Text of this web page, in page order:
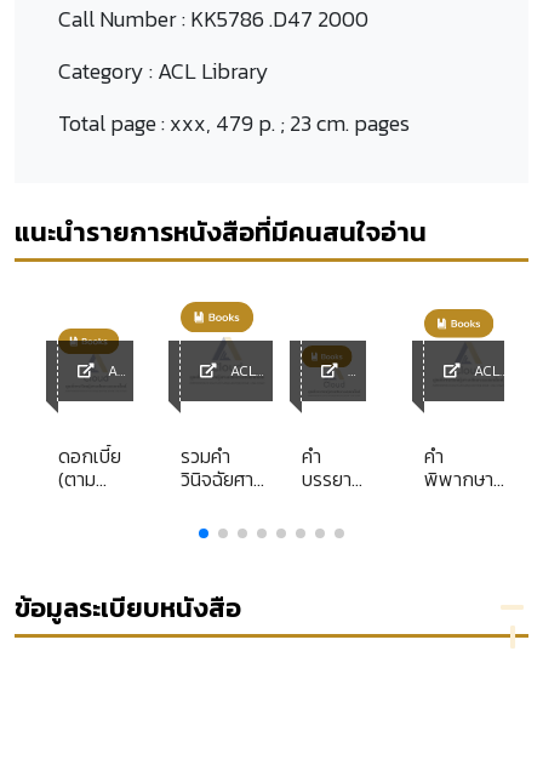
Call Number :KK5786 .D47 2000
Category :ACL Library
Total page :xxx, 479 p. ; 23 cm. pages
แนะนำรายการหนังสือที่มีคนสนใจอ่าน
ดอกเบี้ย
(ตาม
แก้ไขเพิ่ม
เติม
ประมวล
รวมคำ
วินิจฉัยศาล
ประจำปี
2547
คำ
บรรยาย
ไตรปิฎก
คำ
พิพากษา
ข้อมูลระเบียบหนังสือ